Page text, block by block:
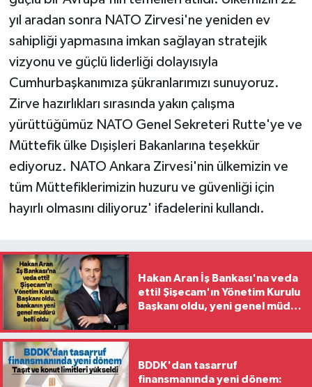
yıl aradan sonra NATO Zirvesi'ne yeniden ev
sahipliği yapmasına imkan sağlayan stratejik
vizyonu ve güçlü liderliği dolayısıyla
Cumhurbaşkanımıza şükranlarımızı sunuyoruz.
Zirve hazırlıkları sırasında yakın çalışma
yürüttüğümüz NATO Genel Sekreteri Rutte'ye ve
Müttefik ülke Dışişleri Bakanlarına teşekkür
ediyoruz. NATO Ankara Zirvesi'nin ülkemizin ve
tüm Müttefiklerimizin huzuru ve güvenliği için
hayırlı olmasını diliyoruz' ifadelerini kullandı.
Hakan Aran İş Bankası'na veda
etti! Şişecam'ın Yönetim Kurulu
Başkanı oldu, yeni genel müdür
BDDK'dan tasarruf
finansmanında yeni dönem: